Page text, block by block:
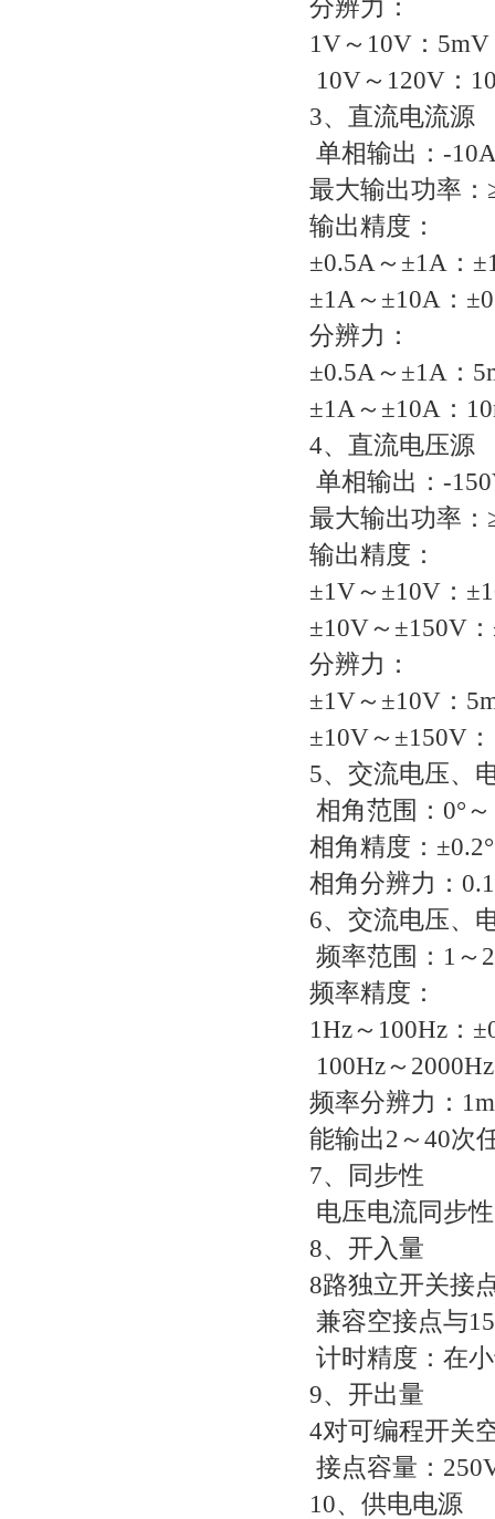
分辨力：
1V～10V：5mV
10V～120V：
3、直流电流源
单相输出：-
最大输出功率：
输出精度：
±0.5A～±1A：
±1A～±10A：
分辨力：
±0.5A～±1A：
±1A～±10A：
4、直流电压源
单相输出：-
最大输出功率：
输出精度：
±1V～±10V：
±10V～±150V
分辨力：
±1V～±10V：
±10V～±150V
5、交流电压、
相角范围：0°～
相角精度：±0.2°
相角分辨力：
6、交流电压、
频率范围：1～
频率精度：
1Hz～100Hz：
100Hz～
频率分辨力：
能输出2～40次
7、同步性
电压电流同步
8、开入量
8路独立开关接
兼容空接点与
计时精度：在
9、开出量
4对可编程开关
接点容量：
10、供电电源